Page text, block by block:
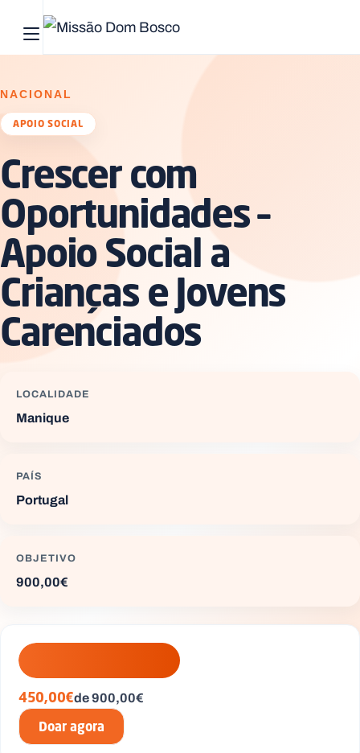
Abrir menu principal
NACIONAL
APOIO SOCIAL
Crescer com
Oportunidades –
Apoio Social a
Crianças e Jovens
Carenciados
LOCALIDADE
Manique
PAÍS
Portugal
OBJETIVO
900,00€
450,00€de 900,00€
Doar agora
Início
Quem
somos
O
que
fazemos
Recursos
Notícias
s
o
.
p